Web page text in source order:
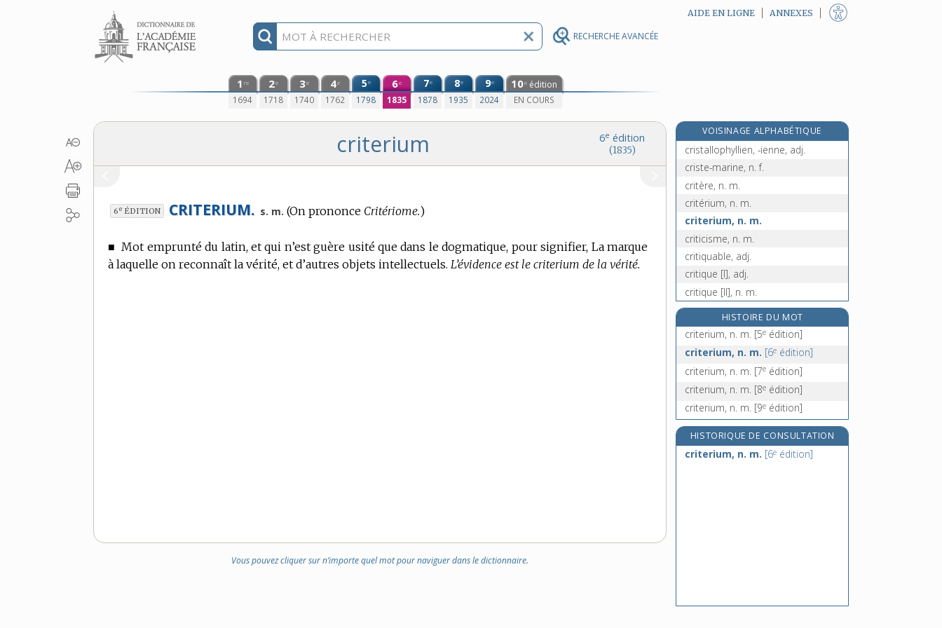
RECHERCHE AVANCÉE
Aller au contenu AIDE EN LIGNE ANNEXES
1 re
1694
2e
1718
3e
1740
4e
1762
5e
1798
6e
1835
7e
1878
8e
1935
9e
2024
10e édition
EN COURS
6e édition
(1835)
criterium
6e ÉDITION CRITERIUM. s. m. (On prononce Critériome.)
■ Mot emprunté du latin, et qui n’est guère usité que dans le dogmatique, pour signifier, La marque
à laquelle on reconnaît la vérité, et d’autres objets intellectuels. L’évidence est le criterium de la vérité.
Vous pouvez cliquer sur n’importe quel mot pour naviguer dans le dictionnaire.
VOISINAGE ALPHABÉTIQUE
cristalloïde, adj.
cristallophyllien, -ienne, adj.
criste-marine, n. f.
critère, n. m.
critérium, n. m.
criterium, n. m.
criticisme, n. m.
critiquable, adj.
critique [I], adj.
critique [II], n. m.
critique [III], n. f.
critiquer, v. tr.
croate, adj.
HISTOIRE DU MOT
criterium, n. m. [5e édition]
criterium, n. m. [6e édition]
criterium, n. m. [7e édition]
criterium, n. m. [8e édition]
criterium, n. m. [9e édition]
HISTORIQUE DE CONSULTATION
criterium, n. m. [6e édition]